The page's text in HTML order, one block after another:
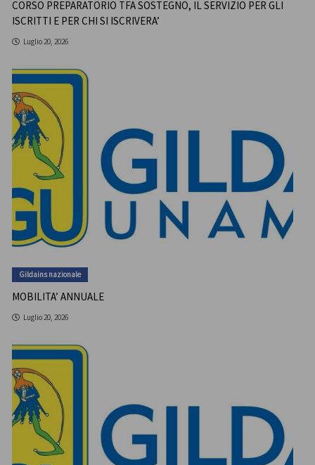
CORSO PREPARATORIO TFA SOSTEGNO, IL SERVIZIO PER GLI
ISCRITTI E PER CHI SI ISCRIVERA’
Luglio 20, 2026
Gildains nazionale
MOBILITA’ ANNUALE
Luglio 20, 2026